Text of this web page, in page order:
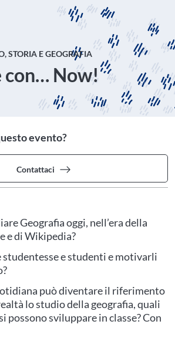
STORIA E GEOGRAFIA
con… Now!
evento?
Contattaci
Geografia oggi, nell’era della
e di Wikipedia?
studentesse e studenti e motivarli
può diventare il riferimento
lo studio della geografia, quali
possono sviluppare in classe? Con